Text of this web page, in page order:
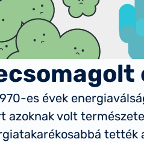
es évek
azoknak volt
tették